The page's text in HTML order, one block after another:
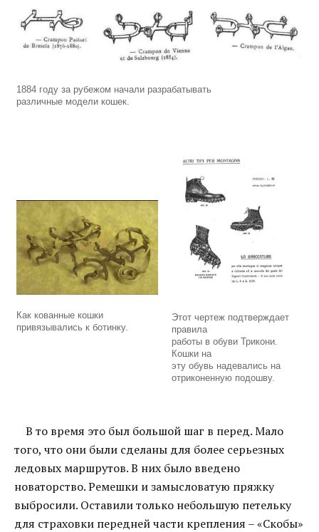
1884 году за рубежом начали разрабатывать
различные модели кошек.
Как кованные кошки
привязывались к ботинку.
Этот чертеж подтверждает
правила
работы в обуви Трикони.
Кошки на
эту обувь надевались на
отриконенную подошву.
В то время это был большой шаг в перед. Мало
того, что они были сделаны для более серьезных
ледовых маршрутов. В них было введено
новаторство. Ремешки и замысловатую пряжку
выбросили. Оставили только небольшую петельку
для страховки передней части крепления – «Скобы»